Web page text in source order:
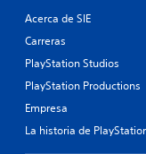
Acerca de SIE
Carreras
PlayStation Studios
PlayStation Productions
Empresa
La historia de